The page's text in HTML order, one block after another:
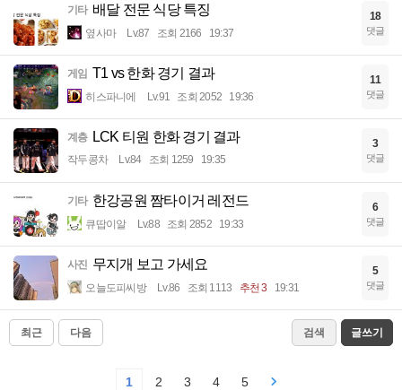
기타 배달 전문 식당 특징
옆사마 Lv.87 조회 2166 19:37
18
댓글
게임 T1 vs 한화 경기 결과
히스파니에 Lv.91 조회 2052 19:36
11
댓글
계층 LCK 티원 한화 경기 결과
작두콩차 Lv.84 조회 1259 19:35
3
댓글
기타 한강공원 짬타이거 레전드
큐땁이알 Lv.88 조회 2852 19:33
6
댓글
사진 무지개 보고 가세요
오늘도피씨방 Lv.86 조회 1113 추천 3 19:31
5
댓글
최근 다음 검색 글쓰기
1 2 3 4 5